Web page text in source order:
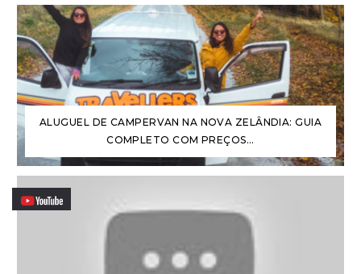
ALUGUEL DE CAMPERVAN NA NOVA ZELÂNDIA: GUIA
COMPLETO COM PREÇOS...